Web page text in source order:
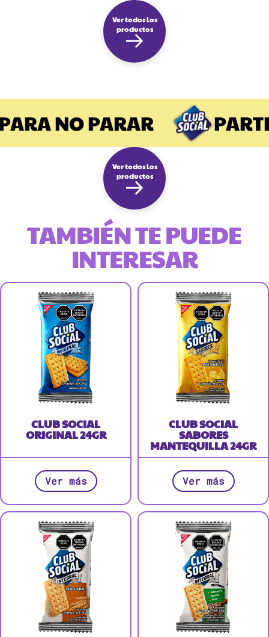
Ver todos los
productos
NO PARAR
TAMBIÉN TE PUEDE
INTERESAR
Ver todos los
productos
CLUB SOCIAL
ORIGINAL 24GR
Ver más
CLUB SOCIAL
SABORES
MANTEQUILLA 24GR
Ver más